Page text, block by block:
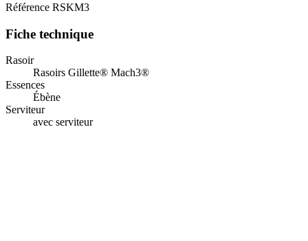
Référence RSKM3
Fiche technique
Rasoir
Rasoirs Gillette® Mach3®
Essences
Ébène
Serviteur
avec serviteur